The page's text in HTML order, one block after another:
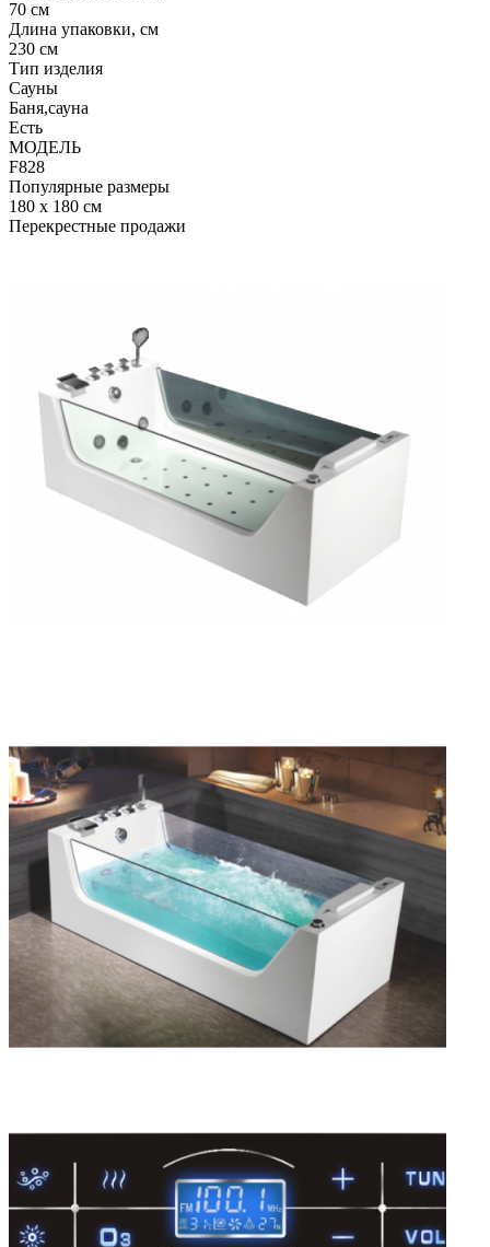
70 см
Длина упаковки, см
230 см
Тип изделия
Сауны
Баня,сауна
Есть
МОДЕЛЬ
F828
Популярные размеры
180 x 180 см
Перекрестные продажи